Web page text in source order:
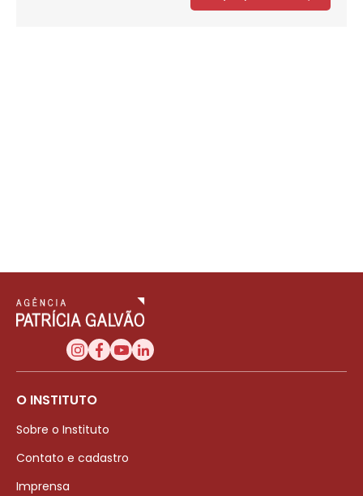
O INSTITUTO
Sobre o Instituto
Contato e cadastro
Imprensa